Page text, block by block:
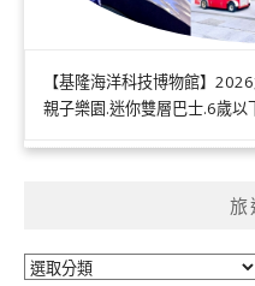
【基隆海洋科技博物館】
親子樂園.迷你雙層巴士.6歲以
旅
旅